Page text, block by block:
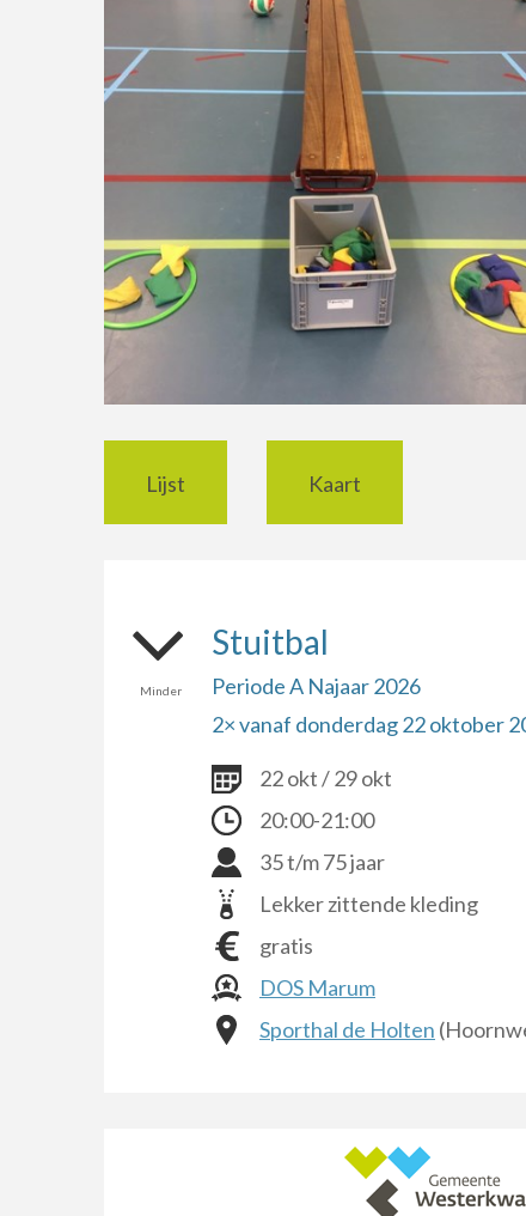
Lijst Kaart
Minder
Stuitbal
Periode A Najaar 2026
2× vanaf donderdag 22 oktober
22 okt / 29 okt
20:00-21:00
35 t/m 75 jaar
Lekker zittende kleding
gratis
DOS Marum
Sporthal de Holten